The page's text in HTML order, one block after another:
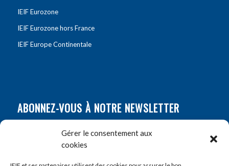
Gérer le consentement aux
cookies
IEIF Eurozone
IEIF Eurozone hors France
IEIF Europe Continentale
ABONNEZ-VOUS À NOTRE NEWSLETTER
Prénom*